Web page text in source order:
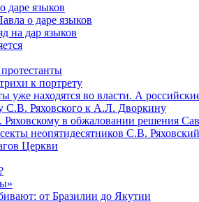
даре языков
о даре языков
на дар языков
к портрету
уже находятся во власти. А
С.В. Ряховского к А.Л. Дворкину
Ряховскому в обжаловании решения
неопятидесятников С.В.
Церкви
от Бразилии до Якутии